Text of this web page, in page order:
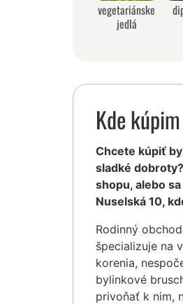
vegetariánske
jedlá
Kde
Chcete kúpiť
sladké
shopu, alebo
Nuselská 10,
Rodinný
špecializuje na
korenia,
bylinkové
privoňať k nim,